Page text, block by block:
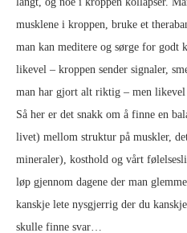
musklene i kroppen, bruke et
man kan meditere og sørge for godt
likevel – kroppen sender signaler,
man har gjort alt riktig – men likevel
Så her er det snakk om å finne en
livet) mellom struktur på muskler,
mineraler), kosthold og vårt
løp gjennom dagene der man
kanskje lete nysgjerrig der du
skulle finne svar…